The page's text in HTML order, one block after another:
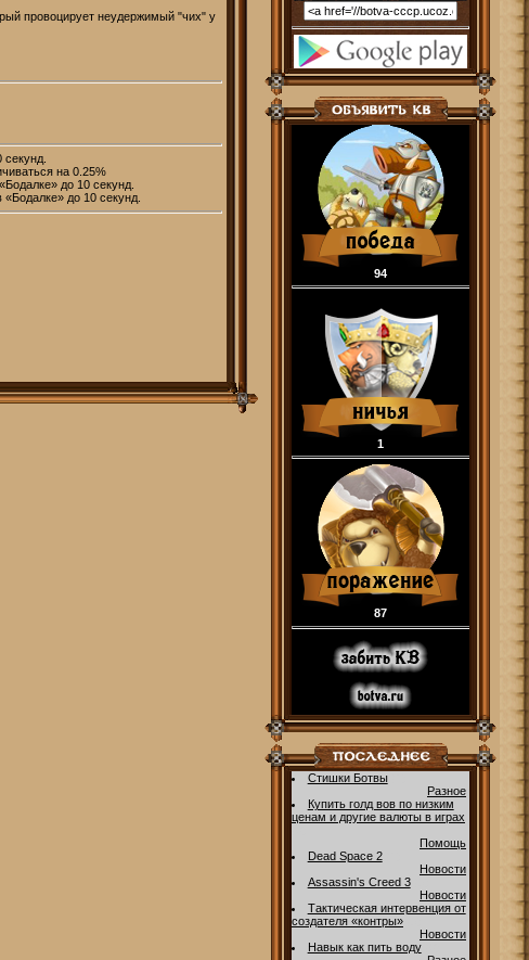
провоцирует неудержимый "чих" у
на 0.25%
до 10 секунд.
до 10 секунд.
94
1
87
Стишки Ботвы(1)
Разное
Купить голд вов по низким
ценам и другие валюты в играх
Помощь
Dead Space 2(1)
Новости
Assassin's Creed 3(3)
Новости
Тактическая интервенция от
создателя «контры»
Новости
Навык как пить воду(0)